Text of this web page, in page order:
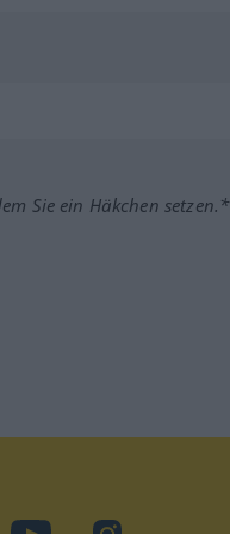
Sie ein Häkchen setzen.*